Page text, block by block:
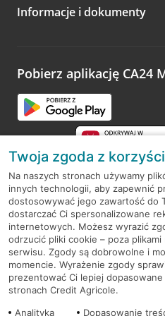
Zachęcamy do podzielenia się
opinie.
Informacje i dokumenty
Pobierz aplikację CA24
RODO
Regulamin serwisu
Mapa serwisu
PolitykaCookies
Twoja zgoda z
Na naszych stronach używamy
innych technologii, aby zapewnić
dostosowywać jego zawartość do
dostarczać Ci spersonalizowane
internetowych. Możesz wyrazić
odrzucić pliki cookie – poza
serwisu. Zgody są dobrowolne i
momencie. Wyrażenie zgody
prezentować Ci lepiej
stronach Credit Agricole.
Analityka
Dopasowanie